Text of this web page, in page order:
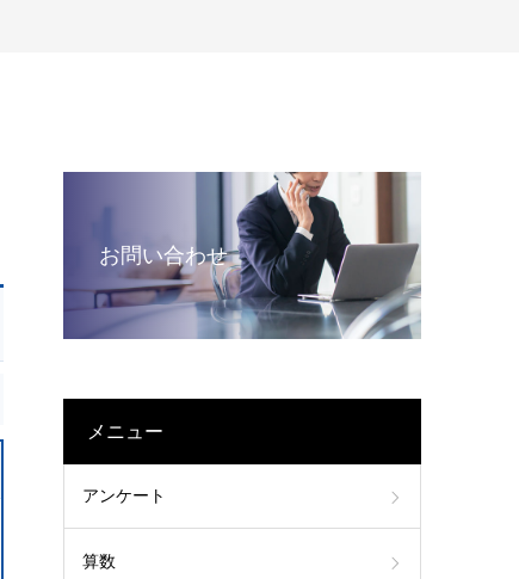
お問い合わせ
メニュー
アンケート
算数